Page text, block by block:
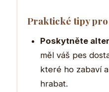
Praktické tipy
Poskytněte
měl váš pes
které ho zabaví
hrabat.